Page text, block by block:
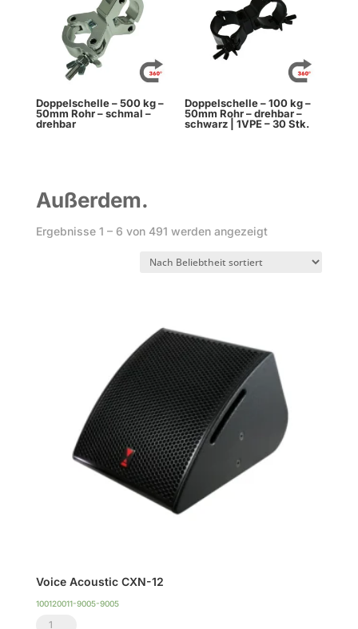
Doppelschelle – 500 kg –
50mm Rohr – schmal –
drehbar
Doppelschelle – 100 kg –
50mm Rohr – drehbar –
schwarz | 1VPE – 30 Stk.
Außerdem.
Ergebnisse 1 – 6 von 491 werden angezeigtNach
Voice Acoustic CXN-12
100120011-9005-9005
Voice